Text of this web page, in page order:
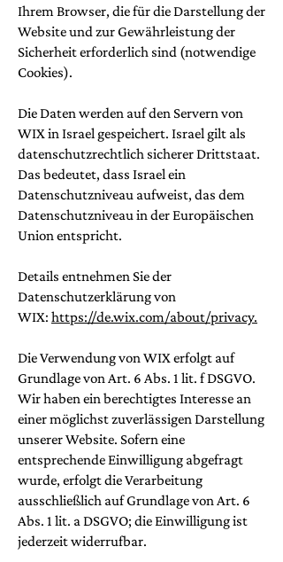
Ihrem Browser, die für die Darstellung der
Website und zur Gewährleistung der
Sicherheit erforderlich sind (notwendige
Cookies).
Die Daten werden auf den Servern von
WIX in Israel gespeichert. Israel gilt als
datenschutzrechtlich sicherer Drittstaat.
Das bedeutet, dass Israel ein
Datenschutzniveau aufweist, das dem
Datenschutzniveau in der Europäischen
Union entspricht.
Details entnehmen Sie der
Datenschutzerklärung von
WIX: https://de.wix.com/about/privacy.
Die Verwendung von WIX erfolgt auf
Grundlage von Art. 6 Abs. 1 lit. f DSGVO.
Wir haben ein berechtigtes Interesse an
einer möglichst zuverlässigen Darstellung
unserer Website. Sofern eine
entsprechende Einwilligung abgefragt
wurde, erfolgt die Verarbeitung
ausschließlich auf Grundlage von Art. 6
Abs. 1 lit. a DSGVO; die Einwilligung ist
jederzeit widerrufbar.